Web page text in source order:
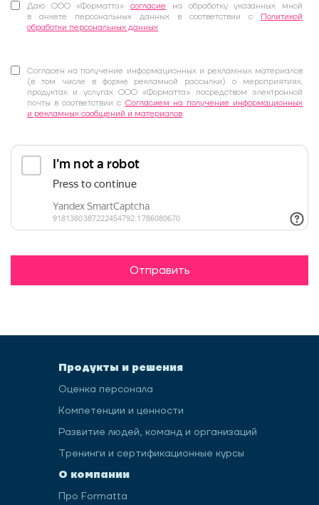
Даю ООО «Форматта»согласие на обработку указанных мной
в анкете персональных данных в соответствии с Политикой
обработки персональных данных
Согласен на получение информационных и рекламных материалов
(в том числе в форме рекламной рассылки) о мероприятиях,
продуктах и услугах ООО «Форматта» посредством электронной
почты в соответствии с Согласием на получение информационных
и рекламных сообщений и материалов
Отправить
Продукты и решения
Оценка персонала
Компетенции и ценности
Развитие людей, команд и организаций
Тренинги и сертификационные курсы
О компании
Про Formatta